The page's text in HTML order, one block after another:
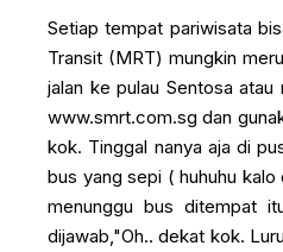
Setiap tempat pariwisata
Transit (MRT) mungkin
jalan ke pulau Sentosa
www.smrt.com.sg dan
kok. Tinggal nanya aja di
bus yang sepi ( huhuhu
menunggu bus ditempat
dijawab,"Oh.. dekat kok.